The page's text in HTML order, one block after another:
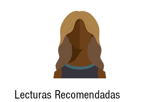
Lecturas Recomendadas